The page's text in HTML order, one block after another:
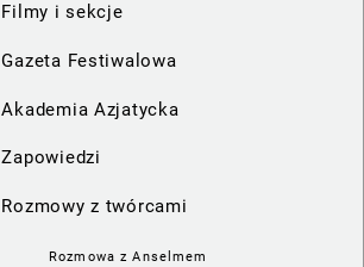
Filmy i sekcje
Gazeta Festiwalowa
Akademia Azjatycka
Zapowiedzi
Rozmowy z twórcami
Rozmowa z Anselmem